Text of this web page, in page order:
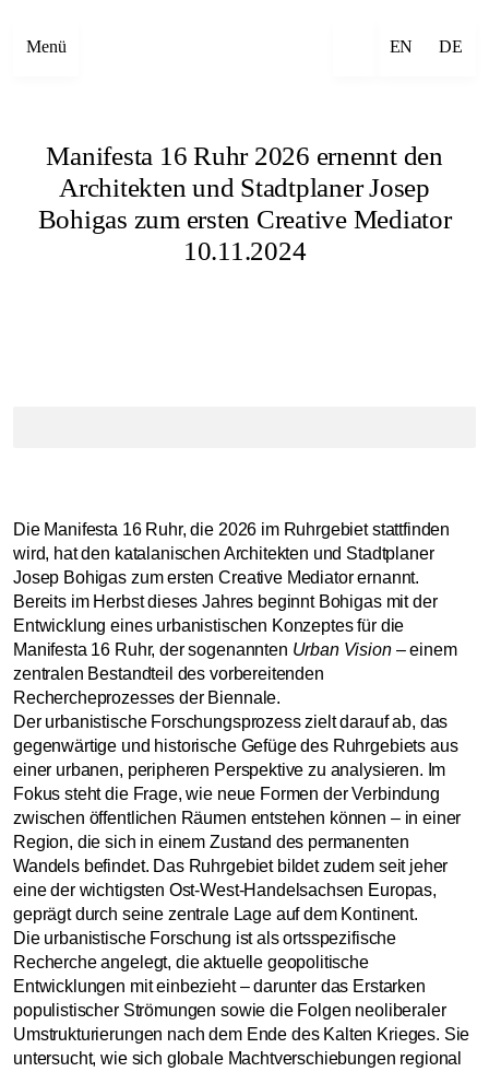
Menü EN DE
Manifesta 16 Ruhr 2026 ernennt den
Architekten und Stadtplaner Josep
Bohigas zum ersten Creative Mediator
10.11.2024
Die Manifesta 16 Ruhr, die 2026 im Ruhrgebiet stattfinden
wird, hat den katalanischen Architekten und Stadtplaner
Josep Bohigas zum ersten Creative Mediator ernannt.
Bereits im Herbst dieses Jahres beginnt Bohigas mit der
Entwicklung eines urbanistischen Konzeptes für die
Manifesta 16 Ruhr, der sogenannten Urban Vision– einem
zentralen Bestandteil des vorbereitenden
Rechercheprozesses der Biennale.
Der urbanistische Forschungsprozess zielt darauf ab, das
gegenwärtige und historische Gefüge des Ruhrgebiets aus
einer urbanen, peripheren Perspektive zu analysieren. Im
Fokus steht die Frage, wie neue Formen der Verbindung
zwischen öffentlichen Räumen entstehen können – in einer
Region, die sich in einem Zustand des permanenten
Wandels befindet. Das Ruhrgebiet bildet zudem seit jeher
eine der wichtigsten Ost-West-Handelsachsen Europas,
geprägt durch seine zentrale Lage auf dem Kontinent.
Die urbanistische Forschung ist als ortsspezifische
Recherche angelegt, die aktuelle geopolitische
Entwicklungen mit einbezieht – darunter das Erstarken
populistischer Strömungen sowie die Folgen neoliberaler
Umstrukturierungen nach dem Ende des Kalten Krieges. Sie
untersucht, wie sich globale Machtverschiebungen regional